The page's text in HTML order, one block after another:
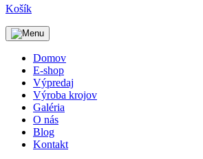
Košík
Domov
E-shop
Výpredaj
Výroba krojov
Galéria
O nás
Blog
Kontakt